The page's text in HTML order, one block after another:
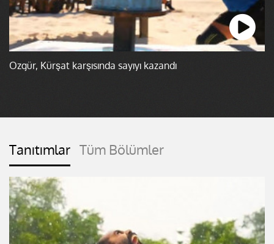
Özgür, Kürşat karşısında sayıyı kazandı
Tanıtımlar Tüm Bölümler